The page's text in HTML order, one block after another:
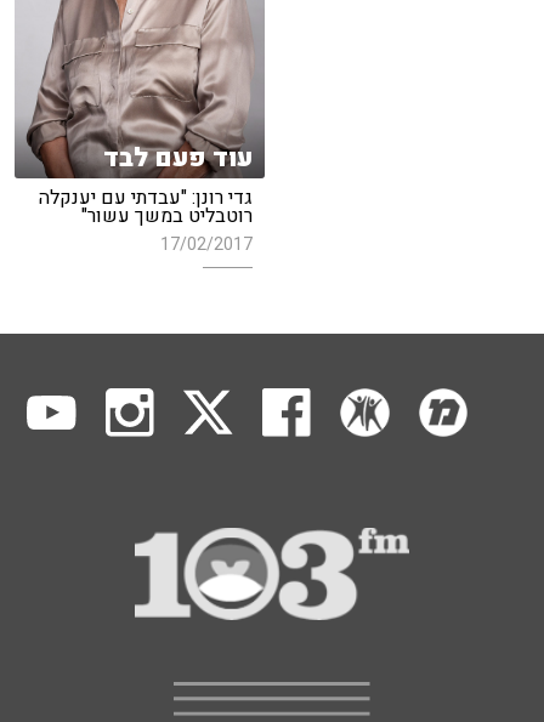
עוד פעם לבד
גדי רונן: "עבדתי עם יענקלה
רוטבליט במשך עשור"
17/02/2017